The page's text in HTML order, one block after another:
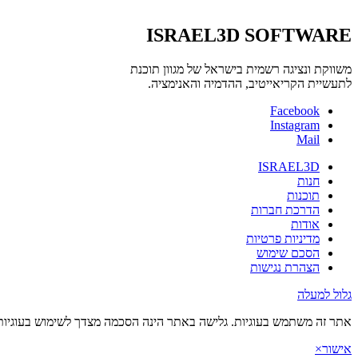
ISRAEL3D SOFTWARE
משווקת ונציגה רשמית בישראל של מגוון תוכנת
לתעשיית הקריאייטיב, ההדמיה והאנימציה.
Facebook
Instagram
Mail
ISRAEL3D
חנות
תוכנות
הדרכת חברות
אודות
מדיניות פרטיות
הסכם שימוש
הצהרת נגישות
גלול למעלה
אתר זה משתמש בעוגיות. גלישה באתר הינה הסכמה מצדך לשימוש
אישור×